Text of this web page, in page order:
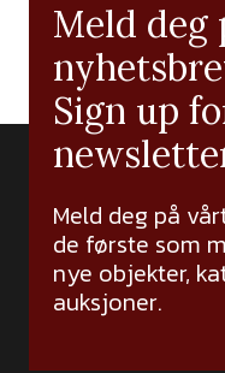
Meld deg
Sign up
Meld deg på
de første som
nye objekter,
auksjoner.